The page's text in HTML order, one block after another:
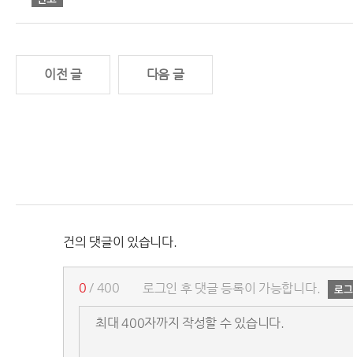
이전 글 다음 글
건의 댓글이 있습니다.
로그인 후 댓글 등록이 가능합니다.
0 / 400